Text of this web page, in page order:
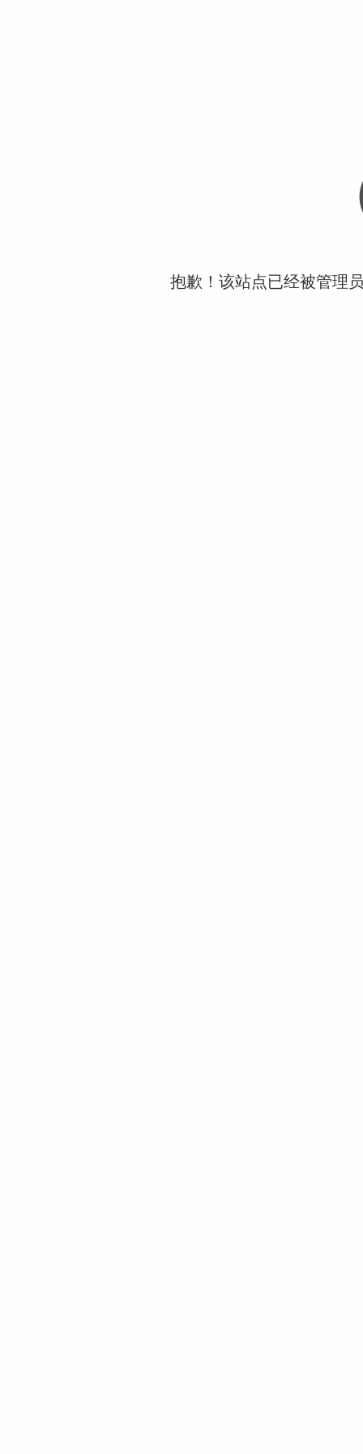
抱歉！该站点已经被管理